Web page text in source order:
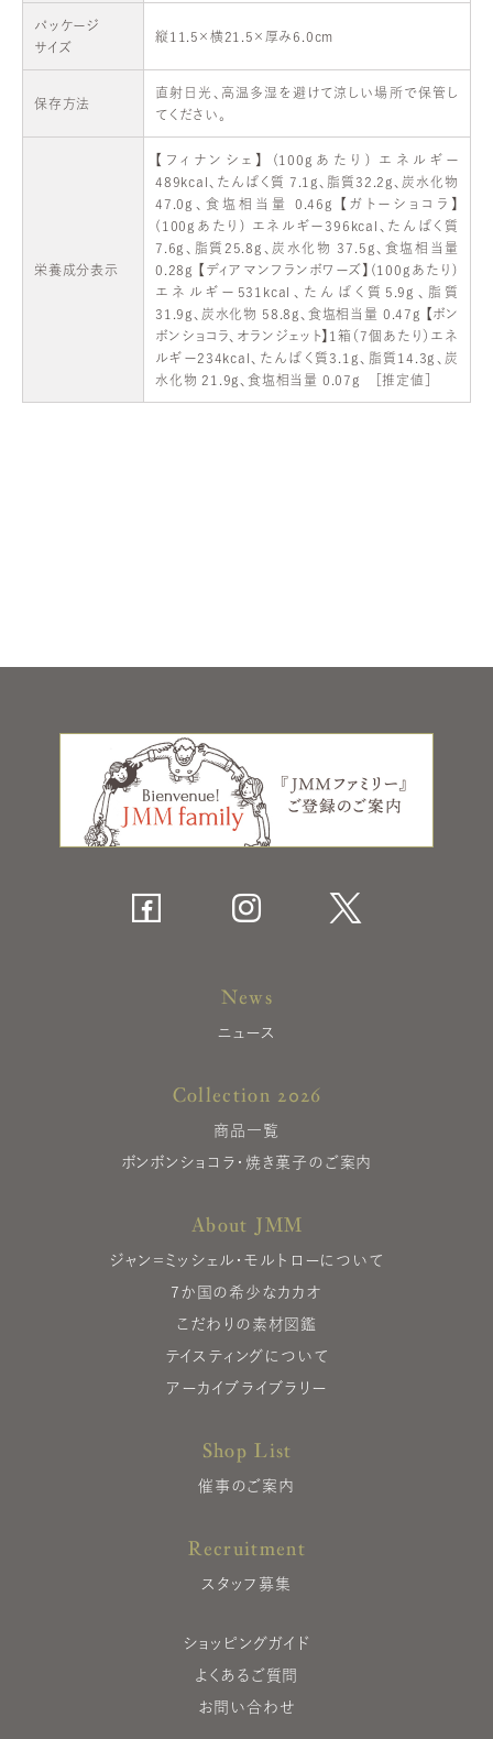
パッケージ
サイズ
縦11.5×横21.5×厚み6.0cm
保存方法
直射日光、高温多湿を避けて涼しい場所で保管し
てください。
栄養成分表示
【フィナンシェ】 (100gあたり) エネルギー
489kcal、たんぱく質 7.1g、脂質32.2g、炭水化物
47.0g、食塩相当量 0.46g 【ガトーショコラ】
(100gあたり) エネルギー396kcal、たんぱく質
7.6g、脂質25.8g、炭水化物 37.5g、食塩相当量
0.28g 【ディアマンフランボワーズ】(100gあたり)
エネルギー531kcal、たんぱく質5.9g、脂質
31.9g、炭水化物 58.8g、食塩相当量 0.47g 【ボン
ボンショコラ、オランジェット】1箱（7個あたり）エネ
ルギー234kcal、たんぱく質3.1g、脂質14.3g、炭
水化物 21.9g、食塩相当量 0.07g ［推定値］
News
ニュース
Collection 2026
商品一覧
ボンボンショコラ・焼き菓子のご案内
About JMM
ジャン＝ミッシェル・モルトローについて
7か国の希少なカカオ
こだわりの素材図鑑
テイスティングについて
アーカイブライブラリー
Shop List
催事のご案内
Recruitment
スタッフ募集
ショッピングガイド
よくあるご質問
お問い合わせ